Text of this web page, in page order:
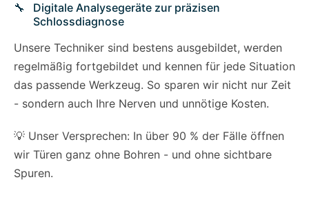
Digitale Analysegeräte zur präzisen
Schlossdiagnose
Unsere Techniker sind bestens ausgebildet, werden
regelmäßig fortgebildet und kennen für jede Situation
das passende Werkzeug. So sparen wir nicht nur Zeit
- sondern auch Ihre Nerven und unnötige Kosten.
💡 Unser Versprechen: In über 90 % der Fälle öffnen
wir Türen ganz ohne Bohren - und ohne sichtbare
Spuren.